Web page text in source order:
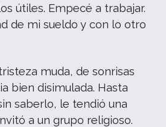
útiles. Empecé a trabajar.
de mi sueldo y con lo otro
muda, de sonrisas
bien disimulada. Hasta
saberlo, le tendió una
a un grupo religioso.